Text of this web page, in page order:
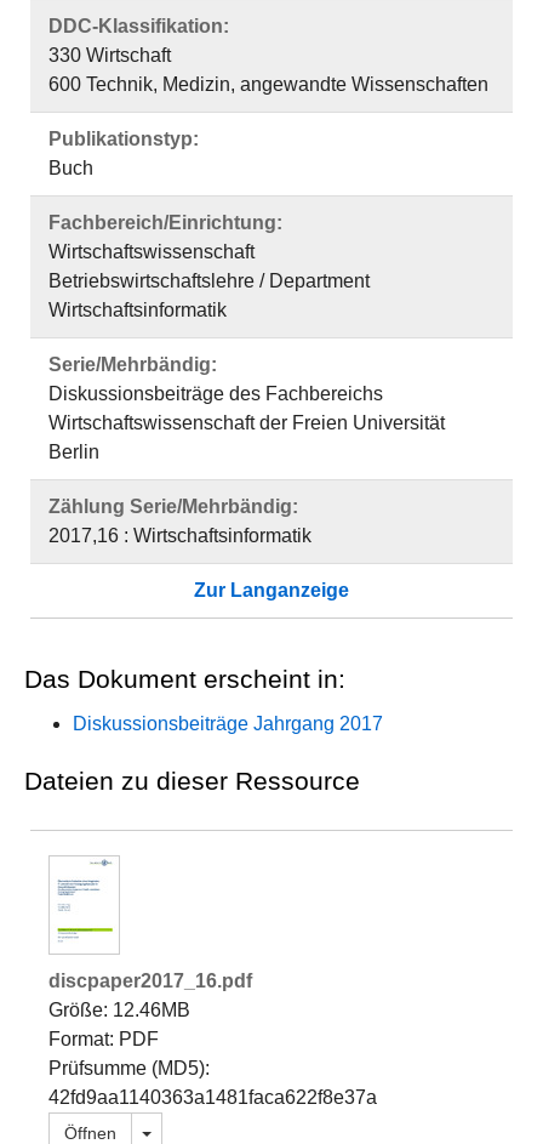
DDC-Klassifikation:
330 Wirtschaft
600 Technik, Medizin, angewandte Wissenschaften
Publikationstyp:
Buch
Fachbereich/Einrichtung:
Wirtschaftswissenschaft
Betriebswirtschaftslehre / Department
Wirtschaftsinformatik
Serie/Mehrbändig:
Diskussionsbeiträge des Fachbereichs
Wirtschaftswissenschaft der Freien Universität
Berlin
Zählung Serie/Mehrbändig:
2017,16 : Wirtschaftsinformatik
Zur Langanzeige
Das Dokument erscheint in:
Diskussionsbeiträge Jahrgang 2017
Dateien zu dieser Ressource
discpaper2017_16.pdf
Größe: 12.46MB
Format: PDF
Prüfsumme (MD5):
42fd9aa1140363a1481faca622f8e37a
Öffnen Dropdown öffnen